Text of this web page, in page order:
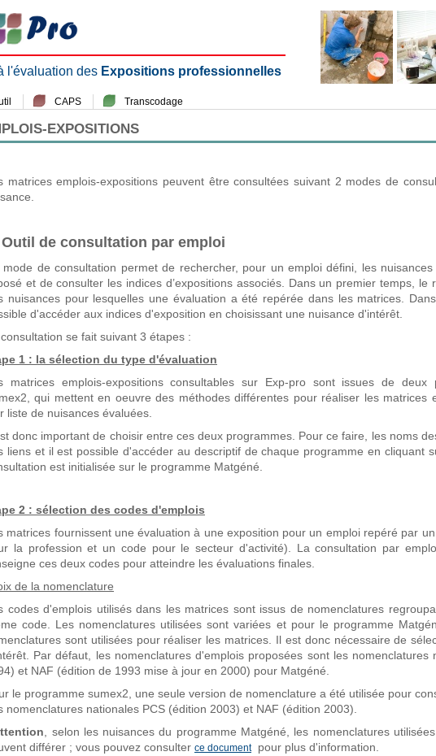
l'évaluation des Expositions professionnelles
CAPS Transcodage
EXPOSITIONS
matrices emplois-expositions peuvent être consultées suivant 2 modes de
Outil de consultation par emploi
mode de consultation permet de rechercher, pour un emploi défini, les
et de consulter les indices d’expositions associés. Dans un premier temps, le
nuisances pour lesquelles une évaluation a été repérée dans les matrices.
d'accéder aux indices d'exposition en choisissant une nuisance d'intérêt.
se fait suivant 3 étapes :
1 : la sélection du type d'évaluation
matrices emplois-expositions consultables sur Exp-pro sont issues de deux
qui mettent en oeuvre des méthodes différentes pour réaliser les matrices
liste de nuisances évaluées.
donc important de choisir entre ces deux programmes. Pour ce faire, les noms
liens et il est possible d'accéder au descriptif de chaque programme en cliquant
est initialisée sur le programme Matgéné.
2 : sélection des codes d'emplois
matrices fournissent une évaluation à une exposition pour un emploi repéré par
la profession et un code pour le secteur d'activité). La consultation par
ces deux codes pour atteindre les évaluations finales.
de la nomenclature
codes d'emplois utilisés dans les matrices sont issus de nomenclatures
code. Les nomenclatures utilisées sont variées et pour le programme
sont utilisées pour réaliser les matrices. Il est donc nécessaire de
Par défaut, les nomenclatures d'emplois proposées sont les nomenclatures
et NAF (édition de 1993 mise à jour en 2000) pour Matgéné.
le programme sumex2, une seule version de nomenclature a été utilisée pour
nomenclatures nationales PCS (édition 2003) et NAF (édition 2003).
, selon les nuisances du programme Matgéné, les nomenclatures
différer ; vous pouvez consulter ce documentpour plus d'information.